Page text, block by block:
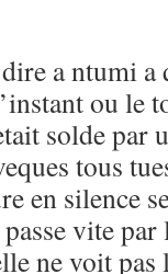
a ntumi
ou le
solde par
tous
en silence
passe vite
ne voit pas